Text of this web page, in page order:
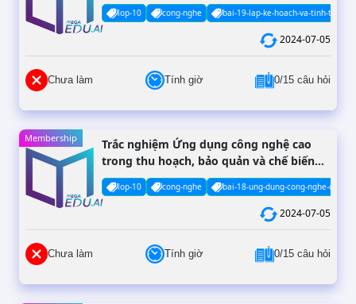
lop-10 cong-nghe bai-19-lap-ke-hoach-va-tinh-toan-
2024-07-05
Chưa làm Tính giờ 0/15 câu hỏi
Membership
Trắc nghiệm Ứng dụng công nghệ cao
trong thu hoạch, bảo quản và chế biến
sản phẩm trồng trọt có đáp án
lop-10 cong-nghe bai-18-ung-dung-cong-nghe-cao-
2024-07-05
Chưa làm Tính giờ 0/15 câu hỏi